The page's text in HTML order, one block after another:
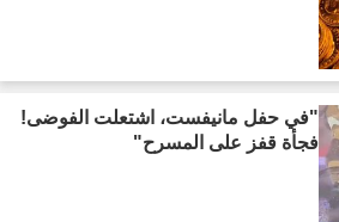
"في حفل مانيفست، اشتعلت الفوضى!
فجأة قفز على المسرح"